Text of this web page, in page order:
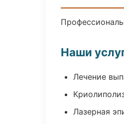
Наши
Лечение
Лазерная